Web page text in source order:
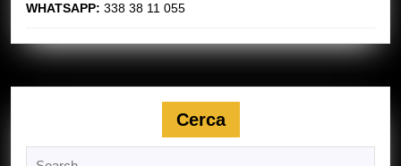
WHATSAPP: 338 38 11 055
Cerca